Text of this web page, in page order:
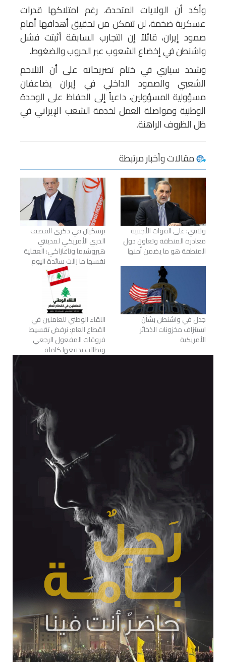
وأكد أن الولايات المتحدة، رغم امتلاكها قدرات
عسكرية ضخمة، لن تتمكن من تحقيق أهدافها أمام
صمود إيران، قائلاً إن التجارب السابقة أثبتت فشل
واشنطن في إخضاع الشعوب عبر الحروب والضغوط.
وشدد سياري في ختام تصريحاته على أن التلاحم
الشعبي والصمود الداخلي في إيران يضاعفان
مسؤولية المسؤولين، داعياً إلى الحفاظ على الوحدة
الوطنية ومواصلة العمل لخدمة الشعب الإيراني في
ظل الظروف الراهنة.
مقالات وأخبار مرتبطة
ولايتي: على القوات الأجنبية
مغادرة المنطقة وتعاون دول
المنطقة هو ما يضمن أمنها
بزشكيان في ذكرى القصف
الذري الأمريكي لمدينتي
هيروشيما وناغازاكي: العقلية
نفسها ما زالت سائدة اليوم
جدل في واشنطن بشأن
استنزاف مخزونات الذخائر
الأمريكية
اللقاء الوطني للعاملين في
القطاع العام: نرفض تقسيط
فروقات المفعول الرجعي
ونطالب بدفعها كاملة